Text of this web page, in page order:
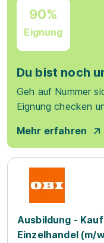
90%
Eignung
Du bist noch
Geh auf Nummer
Eignung checken
Mehr erfahren
Ausbildung -
Einzelhandel (m/